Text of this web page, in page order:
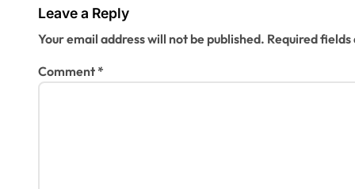
Leave a Reply
Your email address will not be published. Required
Comment*